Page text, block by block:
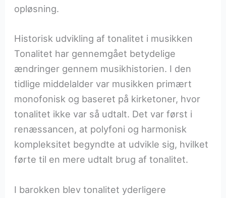
opløsning.
Historisk udvikling af tonalitet i musikken
Tonalitet har gennemgået betydelige
ændringer gennem musikhistorien. I den
tidlige middelalder var musikken primært
monofonisk og baseret på kirketoner, hvor
tonalitet ikke var så udtalt. Det var først i
renæssancen, at polyfoni og harmonisk
kompleksitet begyndte at udvikle sig, hvilket
førte til en mere udtalt brug af tonalitet.
I barokken blev tonalitet yderligere